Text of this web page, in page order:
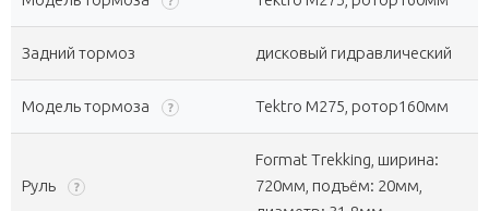
Задний тормоз дисковый гидравлический
Модель тормоза ? Tektro M275, ротор160мм
Руль ?
Format Trekking, ширина:
720мм, подъём: 20мм,